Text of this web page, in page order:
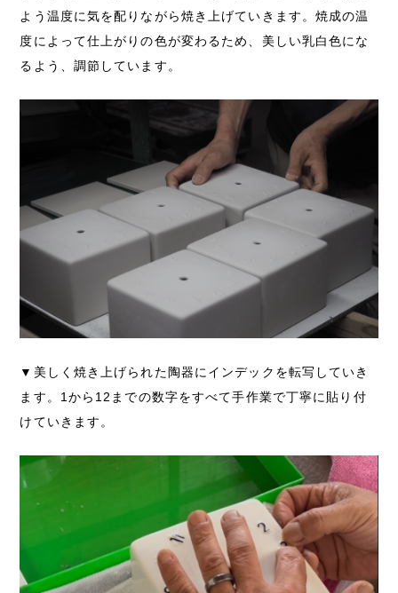
よう温度に気を配りながら焼き上げていきます。焼成の温
度によって仕上がりの色が変わるため、美しい乳白色にな
るよう、調節しています。
▼美しく焼き上げられた陶器にインデックを転写していき
ます。1から12までの数字をすべて手作業で丁寧に貼り付
けていきます。